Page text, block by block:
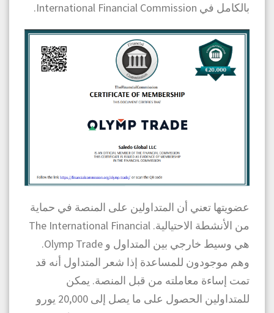
بالكامل في International Financial Commission.
عضويتها تعني أن المتداولين على المنصة في حماية
من الأنشطة الاحتيالية. The International Financial
هي وسيط خارجي بين المتداول و Olymp Trade.
وهم موجودون للمساعدة إذا شعر المتداول أنه قد
تمت إساءة معاملته من قبل المنصة. يمكن
للمتداولين الحصول على ما يصل إلى 20,000 يورو